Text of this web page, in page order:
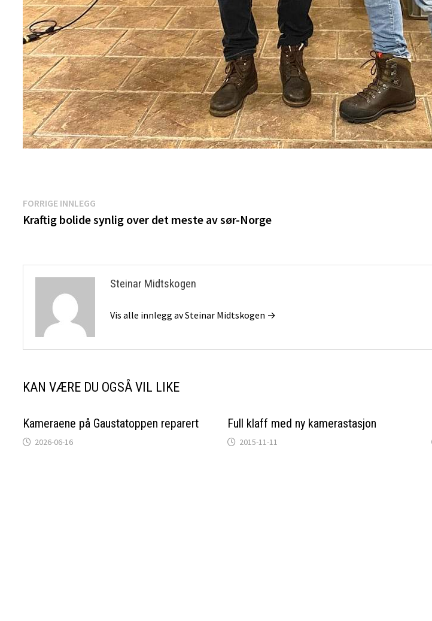
Innleggsnavigasjon
FORRIGE INNLEGG
innlegg:
Kraftig bolide synlig over det meste av sør-Norge
Steinar Midtskogen
Vis alle innlegg av Steinar Midtskogen →
KAN VÆRE DU OGSÅ VIL LIKE
Kameraene på Gaustatoppen reparert
2026-06-16
Full klaff med ny kamerastasjon
2015-11-11